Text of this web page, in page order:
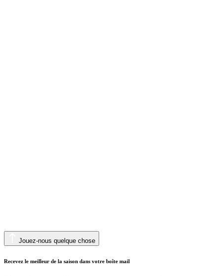
Jouez-nous quelque chose
Recevez le meilleur de la saison dans votre boîte mail